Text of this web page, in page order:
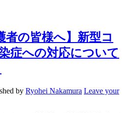
者の皆様へ】新型コ
症への対応について
by Ryohei Nakamura Leave your